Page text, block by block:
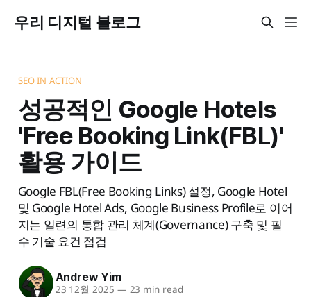
우리 디지털 블로그
SEO IN ACTION
성공적인 Google Hotels
'Free Booking Link(FBL)'
활용 가이드
Google FBL(Free Booking Links) 설정, Google Hotel
및 Google Hotel Ads, Google Business Profile로 이어
지는 일련의 통합 관리 체계(Governance) 구축 및 필
수 기술 요건 점검
Andrew Yim
23 12월 2025 — 23 min read